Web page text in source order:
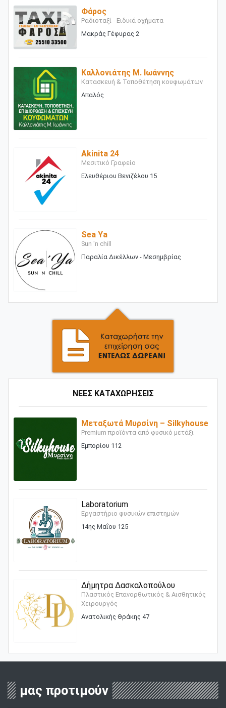
Φάρος
Ραδιοταξί - Ειδικά οχήματα
Μακράς Γέφυρας 2
Καλλονιάτης Μ. Ιωάννης
Κατασκευή & Τοποθέτηση κουφωμάτων
Απαλός
Akinita 24
Μεσιτικό Γραφείο
Ελευθέριου Βενιζέλου 15
Sea Ya
Sun 'n chill
Παραλία Δικέλλων - Μεσημβρίας
ΝΕΕΣ ΚΑΤΑΧΩΡΗΣΕΙΣ
Μεταξωτά Μυρσίνη – Silkyhouse
Premium προϊόντα από φυσικό μετάξι
Εμπορίου 112
Laboratorium
Εργαστήριο φυσικών επιστημών
14ης Μαΐου 125
Δήμητρα Δασκαλοπούλου
Πλαστικός Επανορθωτικός & Αισθητικός
Χειρουργός
Ανατολικής Θράκης 47
μας προτιμούν